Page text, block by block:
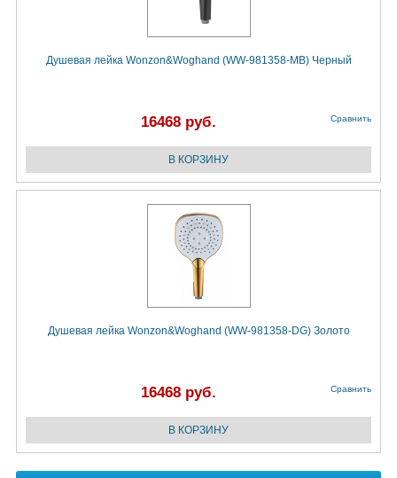
Душевая лейка Wonzon&Woghand (WW-981358-MB) Черный
16468 руб. Сравнить
Душевая лейка Wonzon&Woghand (WW-981358-DG) Золото
16468 руб. Сравнить